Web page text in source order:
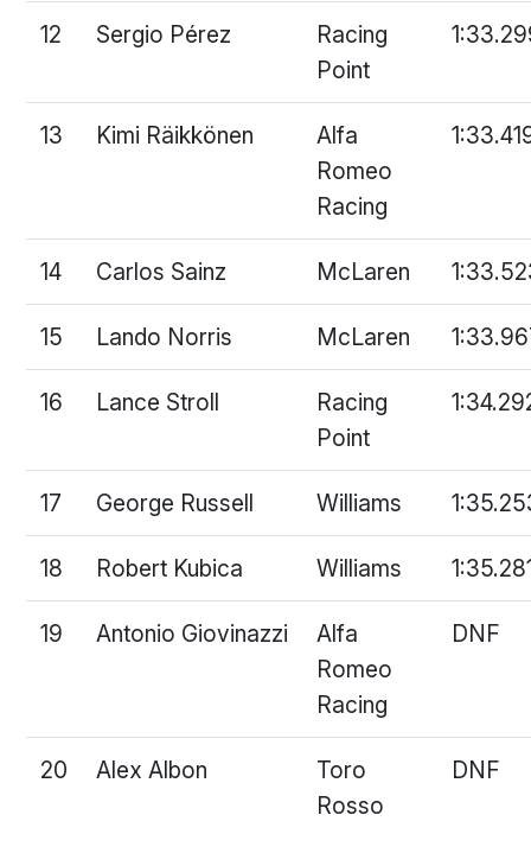
12 Sergio Pérez
Racing
Point
13 Kimi Räikkönen
Alfa
Romeo
Racing
14 Carlos Sainz McLaren
15 Lando Norris McLaren
16 Lance Stroll
Racing
Point
17 George Russell Williams
18 Robert Kubica Williams
19 Antonio Giovinazzi
Alfa
Romeo
Racing
DNF
20 Alex Albon
Toro
Rosso
DNF